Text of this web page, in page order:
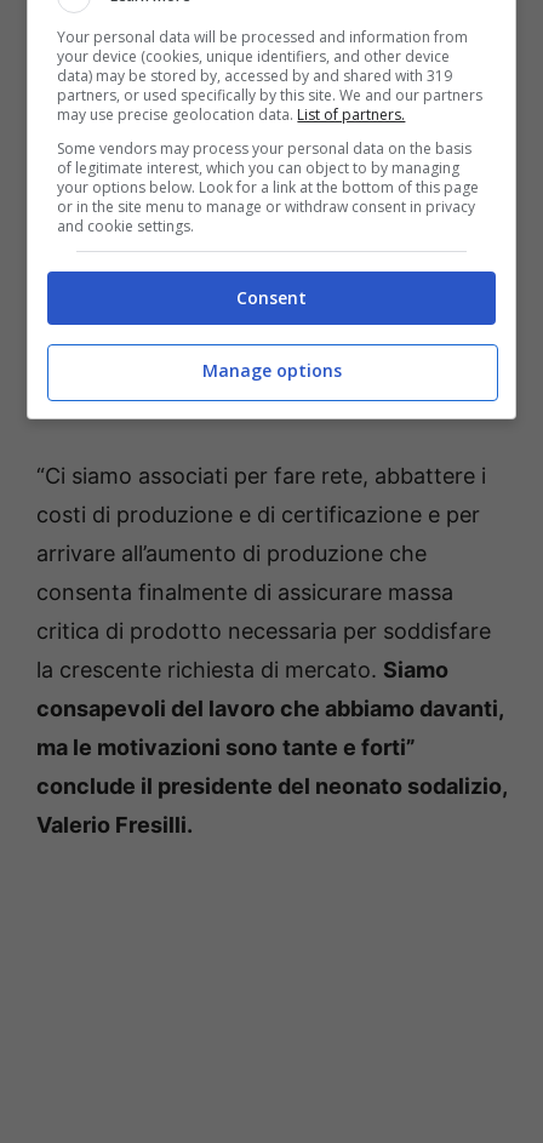
nuova che vuole
esperienze, know-how, competenze, ma
anche i territori. Ho avviato contatti con gli
nell’areale del peperone dop comeEsperia,
San Giorgio a Liri, Pignataro Interamna, Villa
Santa Lucia, Piedimonte, Aquino,
Castrocielo, Roccasecca.
dell’agricoltura locale – sostenuta anche dal
successo della Fiera– deve poter giovare a
tutta l’economia territoriale”.
“Ci siamo associati per fare rete, abbattere i
costi di produzione e di certificazione e per
arrivare all’aumento di produzione che
consenta finalmente di assicurare massa
critica di prodotto necessaria per soddisfare
la crescente richiesta di mercato. Siamo
consapevoli del lavoro che abbiamo davanti,
ma le motivazioni sono tante e forti”
conclude il presidente del neonato sodalizio,
Valerio Fresilli.
Your personal data will be processed and information from
your device (cookies, unique identifiers, and other device
data) may be stored by, accessed by and shared with 319
partners, or used specifically by this site. We and our partners
may use precise geolocation data. List of partners.
Some vendors may process your personal data on the basis
of legitimate interest, which you can object to by managing
your options below. Look for a link at the bottom of this page
or in the site menu to manage or withdraw consent in privacy
and cookie settings.
Consent
Manage options